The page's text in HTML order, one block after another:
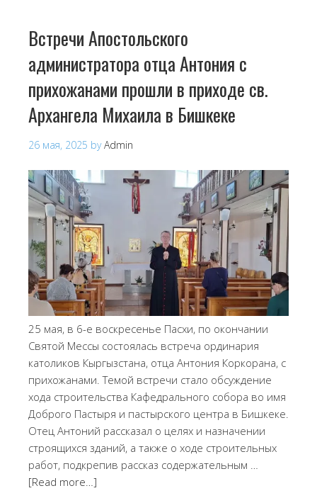
Встречи Апостольского
администратора отца Антония с
прихожанами прошли в приходе св.
Архангела Михаила в Бишкеке
26 мая, 2025 byAdmin
25 мая, в 6-е воскресенье Пасхи, по окончании
Святой Мессы состоялась встреча ординария
католиков Кыргызстана, отца Антония Коркорана, с
прихожанами. Темой встречи стало обсуждение
хода строительства Кафедрального собора во имя
Доброго Пастыря и пастырского центра в Бишкеке.
Отец Антоний рассказал о целях и назначении
строящихся зданий, а также о ходе строительных
работ, подкрепив рассказ содержательным …
[Read more…]